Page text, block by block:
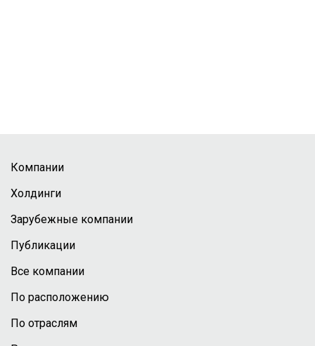
Компании
Холдинги
Зарубежные компании
Публикации
Все компании
По расположению
По отраслям